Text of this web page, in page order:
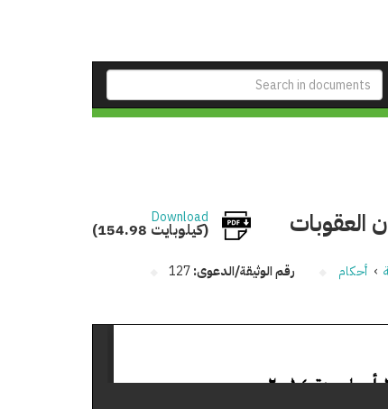
Download
(154.98 كيلوبايت)
› أحكام رقم الوثيقة/الدعوى:127